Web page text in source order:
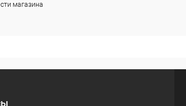
магазина